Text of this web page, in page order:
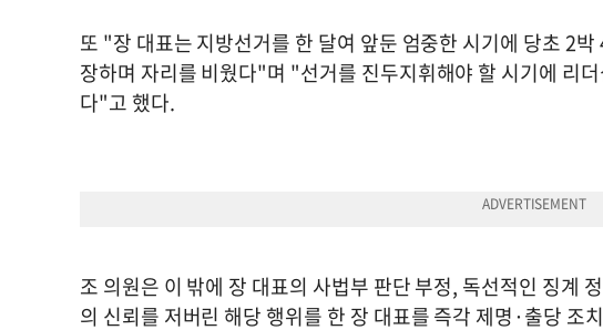
또 "장 대표는 지방선거를 한 달여 앞둔 엄중한 시기에 당초 2
장하며 자리를 비웠다"며 "선거를 진두지휘해야 할 시기에 리
다"고 했다.
조 의원은 이 밖에 장 대표의 사법부 판단 부정, 독선적인 징계
의 신뢰를 저버린 해당 행위를 한 장 대표를 즉각 제명·출당 조